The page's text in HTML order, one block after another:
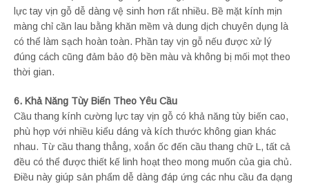
lực tay vịn gỗ dễ dàng vệ sinh hơn rất nhiều. Bề mặt kính mịn
màng chỉ cần lau bằng khăn mềm và dung dịch chuyên dụng là
có thể làm sạch hoàn toàn. Phần tay vịn gỗ nếu được xử lý
đúng cách cũng đảm bảo độ bền màu và không bị mối mọt theo
thời gian.
6. Khả Năng Tùy Biến Theo Yêu Cầu
Cầu thang kính cường lực tay vịn gỗ có khả năng tùy biến cao,
phù hợp với nhiều kiểu dáng và kích thước không gian khác
nhau. Từ cầu thang thẳng, xoắn ốc đến cầu thang chữ L, tất cả
đều có thể được thiết kế linh hoạt theo mong muốn của gia chủ.
Điều này giúp sản phẩm dễ dàng đáp ứng các nhu cầu đa dạng